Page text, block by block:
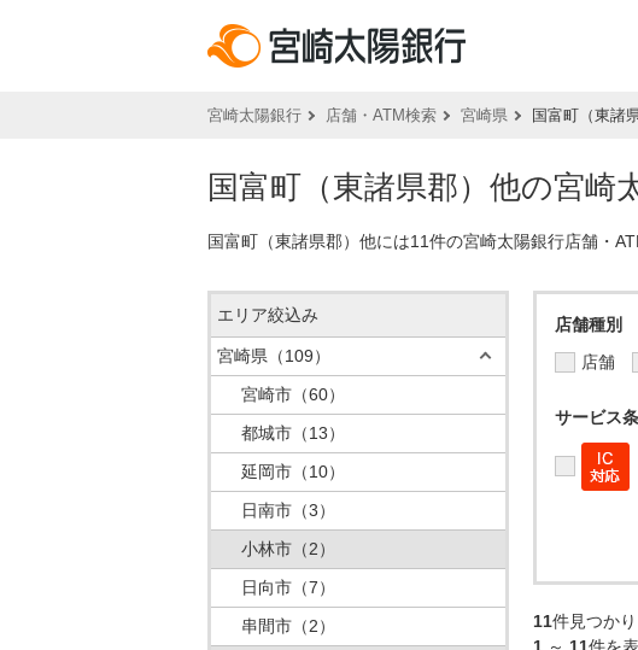
宮崎太陽銀行 店舗・ATM検索 宮崎県 国富町（東諸
国富町（東諸県郡）他の宮崎
国富町（東諸県郡）他には11件の宮崎太陽銀行店舗・
店舗種別
店舗
サービス
11件見つか
エリア絞込み
宮崎県 （109）
宮崎市 （60）
都城市 （13）
延岡市 （10）
日南市 （3）
小林市 （2）
日向市 （7）
串間市 （2）